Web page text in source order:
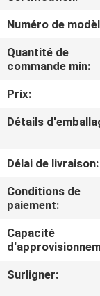
VISITE
D'USINE
CONTRÔLE
DE
NOUS
DEMANDEZ
UNE
Numéro de
Quantité de
commande min:
Prix:
Détails
Délai de livraison:
Conditions de
paiement:
Capacité
Surligner: